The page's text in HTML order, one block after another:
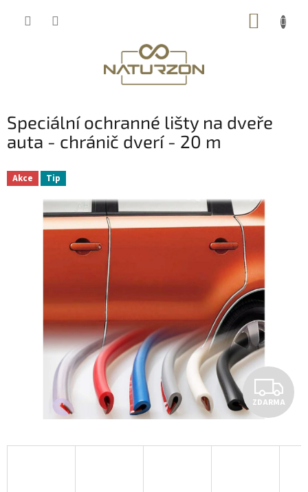
Speciální ochranné lišty na dveře
auta - chránič dverí - 20 m
Akce Tip
Z
D
A
ZDARMA